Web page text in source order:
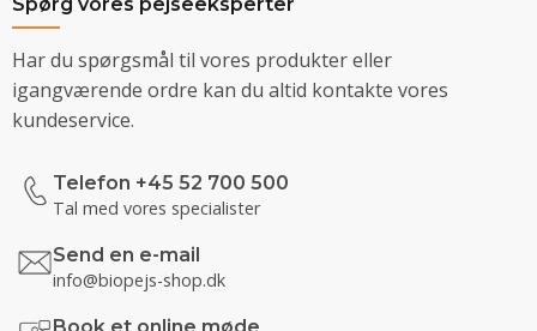
Har du spørgsmål til vores produkter eller
igangværende ordre kan du altid kontakte vores
kundeservice.
Telefon +45 52 700 500
Tal med vores specialister
Send en e-mail
info@biopejs-shop.dk
Book et online møde